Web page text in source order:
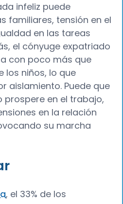
infeliz puede
familiares, tensión en el
en las tareas
el cónyuge expatriado
con poco más que
los niños, lo que
aislamiento. Puede que
prospere en el trabajo,
en la relación
su marcha
, el 33% de los